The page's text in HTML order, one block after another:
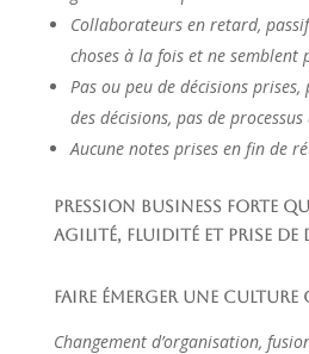
Collaborateurs en retard,
choses à la fois et ne semblent
Pas ou peu de décisions
des décisions, pas de
Aucune notes prises en fin de
Pression business forte
agilité, fluidité et prise de
Faire émerger une culture
Changement d’organisation,